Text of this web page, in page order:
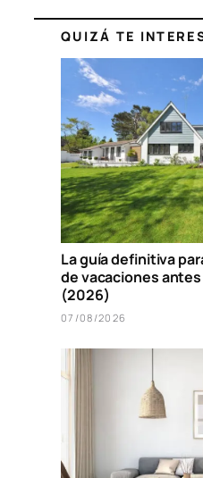
QUIZÁ TE
La guía definitiva
de vacaciones
(2026)
07/08/2026